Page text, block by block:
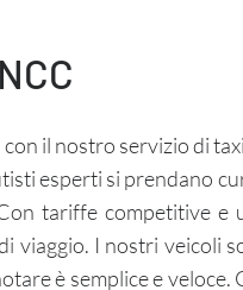
il nostro servizio di
esperti si prendano
tariffe competitive e
viaggio. I nostri veicoli
è semplice e veloce.